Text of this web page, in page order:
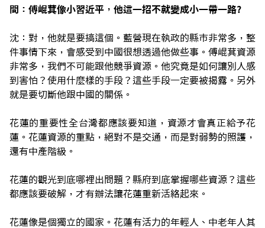
問：傅崐萁像小習近平，他這一招不就變成小一帶一路?
沈：對，他就是要搞這個。藍營現在執政的縣市非常多，整
件事情下來，會感受到中國很想透過他做些事。傅崐萁資源
非常多，我們不可能跟他競爭資源。他究竟是如何讓別人感
到害怕？使用什麼樣的手段？這些手段一定要被揭露。另外
就是要切斷他跟中國的關係。
花蓮的重要性全台灣都應該要知道，資源才會真正給予花
蓮。花蓮資源的重點，絕對不是交通，而是對弱勢的照護，
還有中產階級。
花蓮的觀光到底哪裡出問題？縣府到底掌握哪些資源？這些
都應該要破解，才有辦法讓花蓮重新活絡起來。
花蓮像是個獨立的國家。花蓮有活力的年輕人、中老年人其